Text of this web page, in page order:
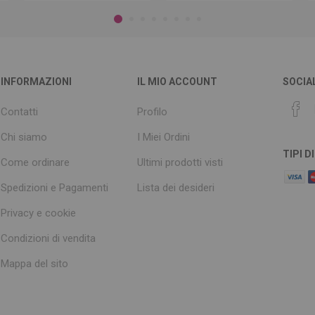
INFORMAZIONI
Contatti
Chi siamo
Come ordinare
Spedizioni e Pagamenti
Privacy e cookie
Condizioni di vendita
Mappa del sito
IL MIO ACCOUNT
Profilo
I Miei Ordini
Ultimi prodotti visti
Lista dei desideri
TIPI